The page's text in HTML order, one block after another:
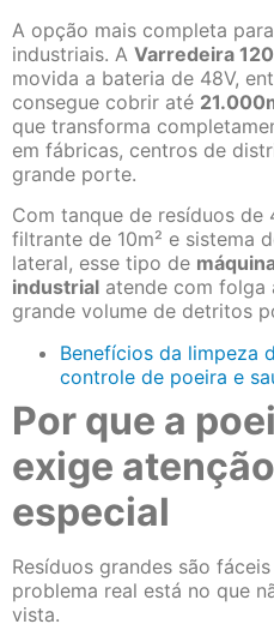
A opção mais completa
industriais. A Varredeira
movida a bateria de 48V,
consegue cobrir até
que transforma
em fábricas, centros de
grande porte.
Com tanque de resíduos
filtrante de 10m² e sistema
lateral, esse tipo de
industrial atende com folga
grande volume de detritos
Benefícios da limpeza
controle de poeira e
Por que a
exige
especial
Resíduos grandes são
problema real está no que
vista.